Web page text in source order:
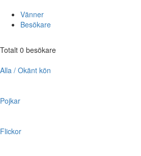
Vänner
Besökare
Totalt 0 besökare
Alla / Okänt kön
Pojkar
Flickor